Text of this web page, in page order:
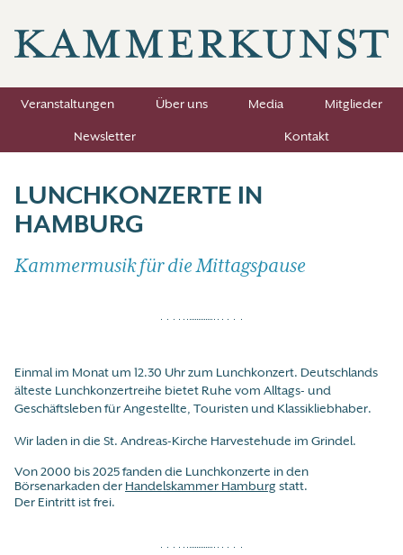
Veranstaltungen Über uns Media
Mitglieder
Newsletter
Kontakt
LUNCHKONZERTE IN
HAMBURG
Kammermusik für die Mittagspause
Einmal im Monat um 12.30 Uhr zum Lunchkonzert. Deutschlands
älteste Lunchkonzertreihe bietet Ruhe vom Alltags- und
Geschäftsleben für Angestellte, Touristen und Klassikliebhaber.
Wir laden in die St. Andreas-Kirche Harvestehude im Grindel.
Von 2000 bis 2025 fanden die Lunchkonzerte in den
Börsenarkaden der Handelskammer Hamburg statt.
Der Eintritt ist frei.